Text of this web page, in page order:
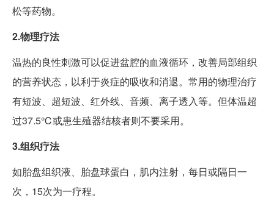
松等药物。
2.物理疗法
温热的良性刺激可以促进盆腔的血液循环，改善局部组织
的营养状态，以利于炎症的吸收和消退。常用的物理治疗
有短波、超短波、红外线、音频、离子透入等。但体温超
过37.5℃或患生殖器结核者则不要采用。
3.组织疗法
如胎盘组织液、胎盘球蛋白，肌内注射，每日或隔日一
次，15次为一疗程。